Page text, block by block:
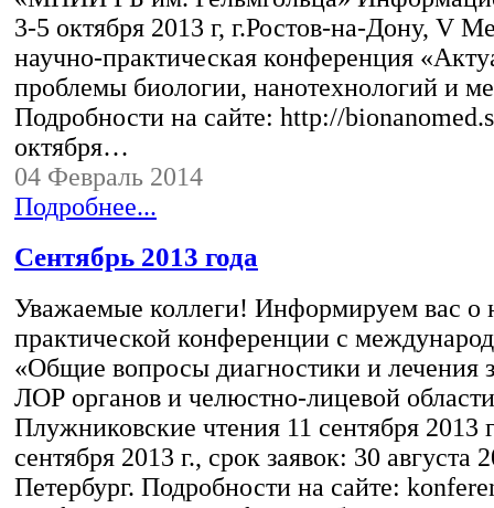
3-5 октября 2013 г, г.Ростов-на-Дону, V
научно-практическая конференция
проблемы биологии, нанотехнологий и
Подробности на сайте: http://
октября…
04 Февраль 2014
Подробнее...
Сентябрь 2013 года
Уважаемые коллеги! Информируем вас о
практической конференции с
«Общие вопросы диагностики и лечения
ЛОР органов и челюстно-лицевой
Плужниковские чтения 11 сентября 2013
сентября 2013 г., срок заявок: 30 августа
Петербург. Подробности на сайте: